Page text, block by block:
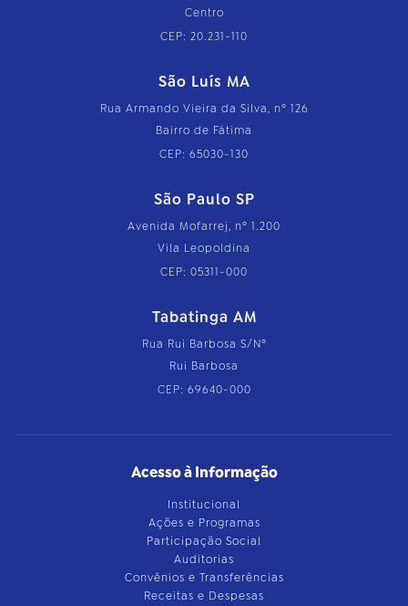
Centro
CEP: 20.231-110
São Luís MA
Rua Armando Vieira da Silva, nº 126
Bairro de Fátima
CEP: 65030-130
São Paulo SP
Avenida Mofarrej, nº 1.200
Vila Leopoldina
CEP: 05311-000
Tabatinga AM
Rua Rui Barbosa S/Nº
Rui Barbosa
CEP: 69640-000
Acesso à Informação
Institucional
Ações e Programas
Participação Social
Auditorias
Convênios e Transferências
Receitas e Despesas